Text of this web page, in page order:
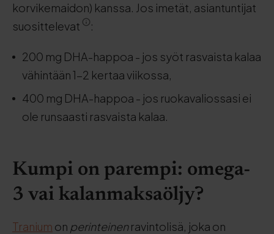
korvikemaidon) kanssa. Jos imetät, asiantuntijat
suosittelevat
:
200 mg DHA-happoa - jos syöt rasvaista kalaa
vähintään 1-2 kertaa viikossa,
400 mg DHA-happoa - jos ruokavaliossasi ei
ole runsaasti rasvaista kalaa.
Kumpi on parempi: omega-
3 vai kalanmaksaöljy?
Tranium on perinteinenravintolisä, joka on